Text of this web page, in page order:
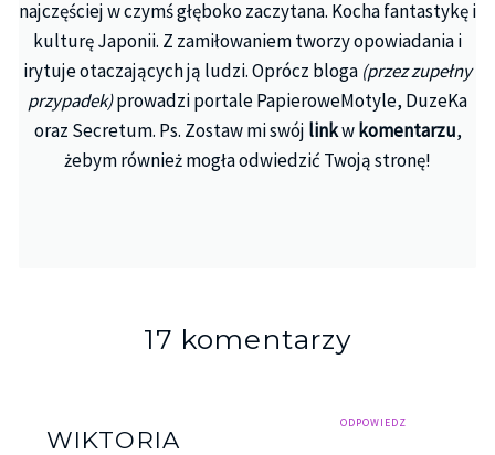
najczęściej w czymś głęboko zaczytana. Kocha fantastykę i
kulturę Japonii. Z zamiłowaniem tworzy opowiadania i
irytuje otaczających ją ludzi. Oprócz bloga (przez zupełny
przypadek)prowadzi portale PapieroweMotyle, DuzeKa
oraz Secretum. Ps. Zostaw mi swój linkwkomentarzu,
żebym również mogła odwiedzić Twoją stronę!
17 komentarzy
ODPOWIEDZ
WIKTORIA